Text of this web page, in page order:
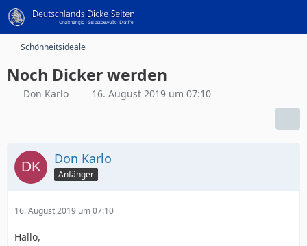
Schönheitsideale
Noch Dicker werden
Don Karlo 16. August 2019 um 07:10
Don Karlo
Anfänger
16. August 2019 um 07:10
Hallo,